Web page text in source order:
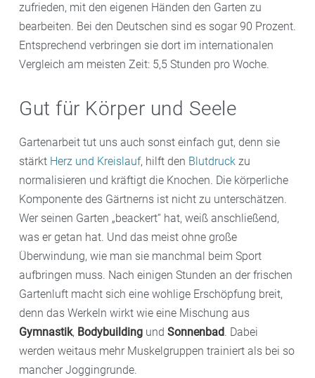
zufrieden, mit den eigenen Händen den Garten zu
bearbeiten. Bei den Deutschen sind es sogar 90 Prozent.
Entsprechend verbringen sie dort im internationalen
Vergleich am meisten Zeit: 5,5 Stunden pro Woche.
Gut für Körper und Seele
Gartenarbeit tut uns auch sonst einfach gut, denn sie
stärkt Herz und Kreislauf, hilft den Blutdruck zu
normalisieren und kräftigt die Knochen. Die körperliche
Komponente des Gärtnerns ist nicht zu unterschätzen.
Wer seinen Garten „beackert“ hat, weiß anschließend,
was er getan hat. Und das meist ohne große
Überwindung, wie man sie manchmal beim Sport
aufbringen muss. Nach einigen Stunden an der frischen
Gartenluft macht sich eine wohlige Erschöpfung breit,
denn das Werkeln wirkt wie eine Mischung aus
Gymnastik, Bodybuilding und Sonnenbad. Dabei
werden weitaus mehr Muskelgruppen trainiert als bei so
mancher Joggingrunde.